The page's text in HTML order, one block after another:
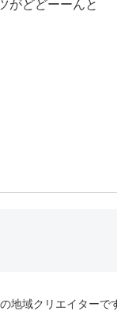
がどどーーんと
地域クリエイターで